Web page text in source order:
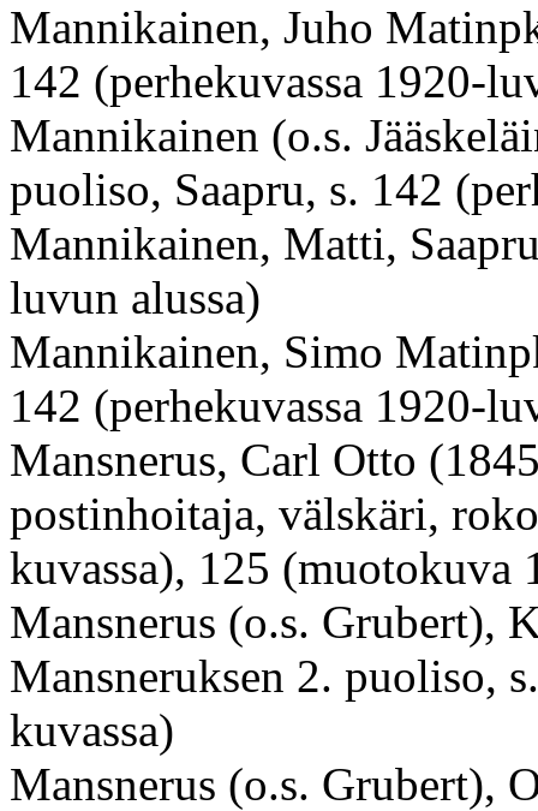
Mannikainen, Juho
142 (perhekuvassa 1920-
Mannikainen (o.s.
puoliso, Saapru, s. 142
Mannikainen, Matti,
luvun alussa)
Mannikainen, Simo
142 (perhekuvassa 1920-
Mansnerus, Carl Otto
postinhoitaja, välskäri,
kuvassa), 125 (muotokuva
Mansnerus (o.s. Grubert),
Mansneruksen 2. puoliso,
kuvassa)
Mansnerus (o.s. Grubert),